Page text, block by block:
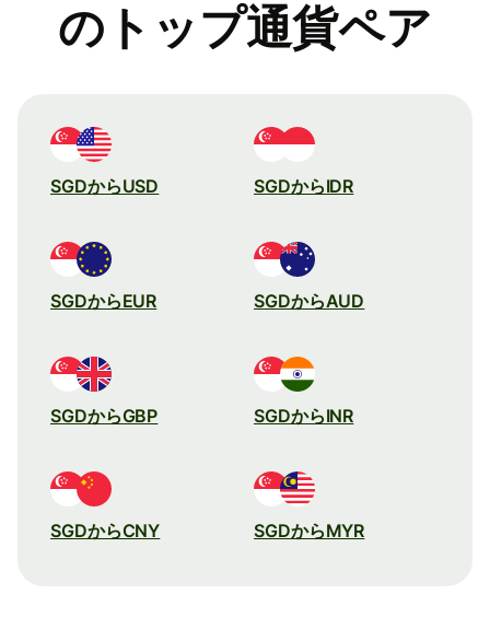
のトップ通貨ペア
SGDからUSD SGDからIDR
SGDからEUR SGDからAUD
SGDからGBP SGDからINR
SGDからCNY SGDからMYR